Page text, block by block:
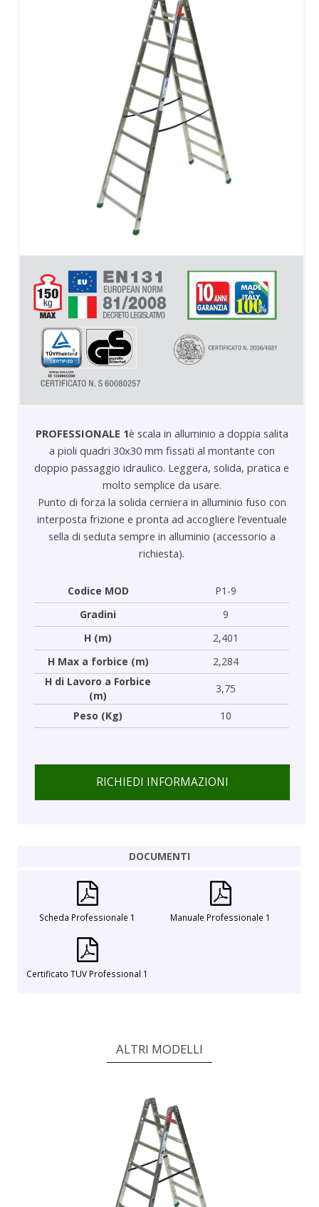
SGABELLI E CAVALLETTI
DOMESTICI SCALE SGABELLI
RAMPE DI CARICO E PASSERELLE
ACCESSORI, RICAMBI E COMPONENTI
PROFESSIONALE 1è scala in alluminio a doppia salita
a pioli quadri 30x30 mm fissati al montante con
doppio passaggio idraulico. Leggera, solida, pratica e
molto semplice da usare.
Punto di forza la solida cerniera in alluminio fuso con
interposta frizione e pronta ad accogliere l’eventuale
sella di seduta sempre in alluminio (accessorio a
richiesta).
Codice MOD
P1-9
Gradini
9
H (m)
2,401
H Max a forbice (m)
2,284
H di Lavoro a Forbice
(m)
3,75
Peso (Kg)
10
RICHIEDI INFORMAZIONI
DOCUMENTI
Scheda Professionale 1 Manuale Professionale 1
Certificato TUV Professional 1
ALTRI MODELLI